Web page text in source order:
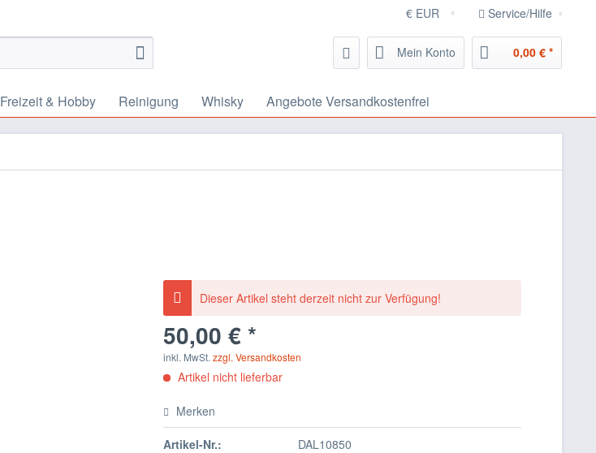
Service/Hilfe
Mein Konto 0,00 € *
Freizeit & Hobby Reinigung Whisky Angebote Versandkostenfrei
Dieser Artikel steht derzeit nicht zur Verfügung!
50,00 € *
inkl. MwSt.zzgl. Versandkosten
Artikel nicht lieferbar
Merken
Artikel-Nr.: DAL10850